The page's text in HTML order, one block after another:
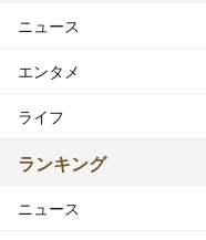
ニュース
エンタメ
ライフ
ランキング
ニュース